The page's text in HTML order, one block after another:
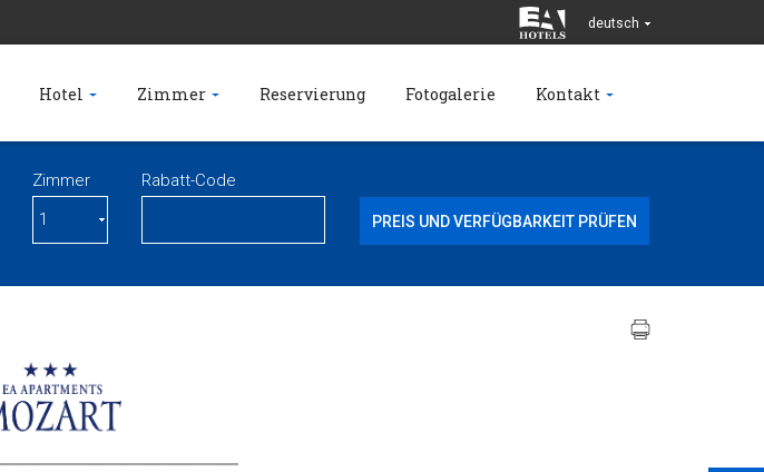
deutsch
Hotel Zimmer Reservierung Fotogalerie Kontakt
Zimmer Rabatt-Code